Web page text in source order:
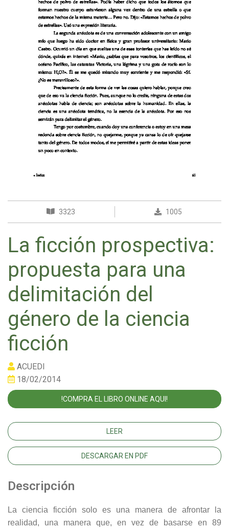
3323 1005
La ficción prospectiva:
propuesta para una
delimitación del
género de la ciencia
ficción
ACUEDI
18/02/2014
!COMPRA EL LIBRO ONLINE AQUI!
LEER
DESCARGAR EN PDF
Descripción
La ciencia ficción solo es una manera de afrontar la
realidad, una manera que, en vez de basarse en 89